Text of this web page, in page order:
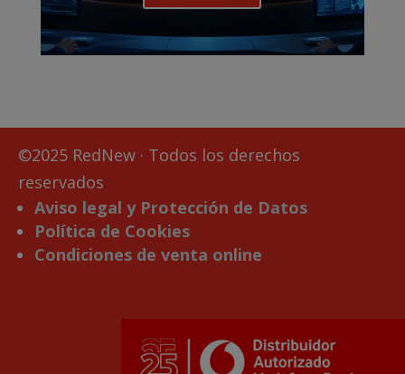
©2025 RedNew · Todos los derechos
reservados
Aviso legal y Protección de Datos
Política de Cookies
Condiciones de venta online